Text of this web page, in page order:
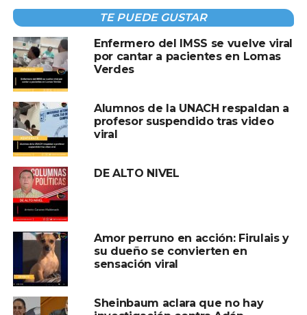
GTM: la joya científica de México está al
borde del abismo
NO TE PIERDAS
Xóchitl Gálvez se disculpa por el polémico
video de su hijo: “Tratan de dañarme con mi
familia”
TE PUEDE GUSTAR
Enfermero del IMSS se vuelve viral
por cantar a pacientes en Lomas
Verdes
Alumnos de la UNACH respaldan a
profesor suspendido tras video
viral
DE ALTO NIVEL
Amor perruno en acción: Firulais y
su dueño se convierten en
sensación viral
Sheinbaum aclara que no hay